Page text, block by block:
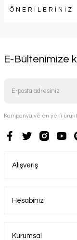
ÖNERİLERİNİZ
E-Bültenimize
Kampanya ve en yeni
Alışveriş
Hesabınız
Kurumsal